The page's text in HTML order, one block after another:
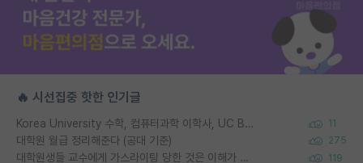
🔥 시선집중 핫한 인기글
Korea University 수학, 컴퓨터과학 이학사, UC Berkeley 산업공학 대학원 공학박사가 되는 것은 쉽지 않겠죠? 11
대학원 월급 정리해준다 (공대 기준) 275
대학원생들 교수에게 가스라이팅 당한 것은 이해가 갑니다. 안타깝네요. 119